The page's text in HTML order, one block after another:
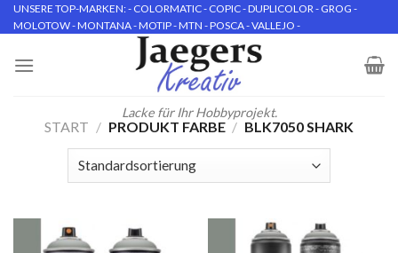
Skip
to
UNSERE TOP-MARKEN: - COLORMATIC - COPIC - DUPLICOLOR - GROG -
MOLOTOW - MONTANA - MOTIP - MTN - POSCA - VALLEJO -
Lacke für Ihr Hobbyprojekt.
START / PRODUKT FARBE / BLK7050 SHARK